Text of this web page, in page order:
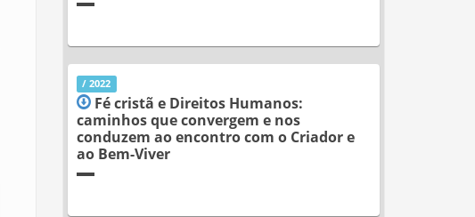
/ 2022
Fé cristã e Direitos Humanos:
caminhos que convergem e nos
conduzem ao encontro com o Criador e
ao Bem-Viver